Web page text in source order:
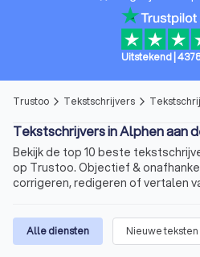
Uitstekend| 4378
Trustoo arrow_forward_ios Tekstschrijvers arrow_forward_ios
Tekstschrijvers in Alphen aan
Bekijk de top 10 beste
op Trustoo. Objectief &
corrigeren, redigeren of vertalen
Alle diensten Nieuwe